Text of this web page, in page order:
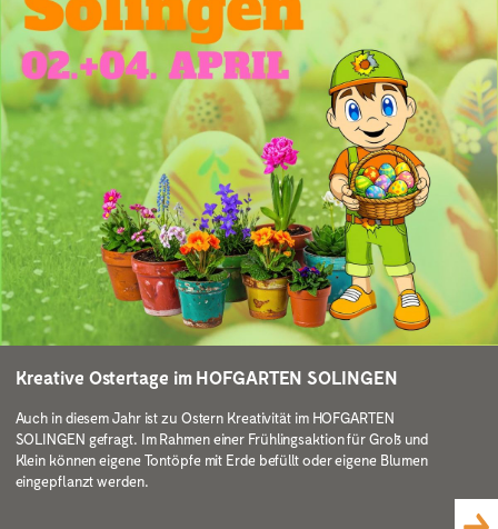
Kreative Ostertage im HOFGARTEN SOLINGEN
Auch in diesem Jahr ist zu Ostern Kreativität im HOFGARTEN
SOLINGEN gefragt. Im Rahmen einer Frühlingsaktion für Groß und
Klein können eigene Tontöpfe mit Erde befüllt oder eigene Blumen
eingepflanzt werden.